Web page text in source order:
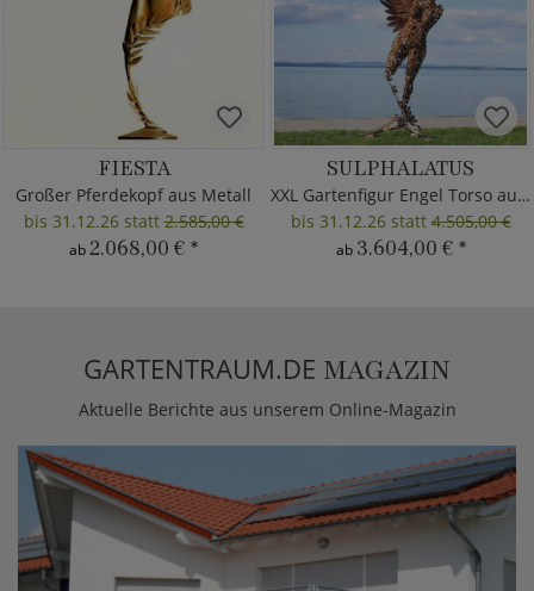
FIESTA
Großer Pferdekopf aus Metall
bis 31.12.26 statt2.585,00 €
ab2.068,00 € *
SULPHALATUS
XXL Gartenfigur Engel Torso aus Metall
bis 31.12.26 statt4.505,00 €
ab 3.604,00 € *
GARTENTRAUM.DE MAGAZIN
Aktuelle Berichte aus unserem Online-Magazin